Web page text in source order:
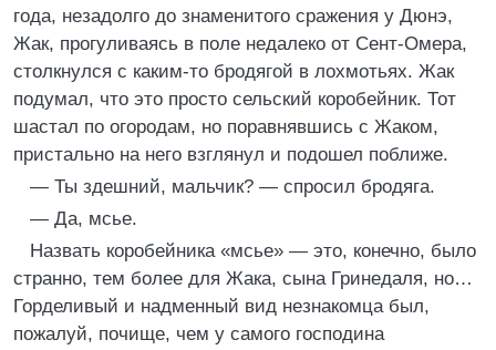
года, незадолго до знаменитого сражения у Дюнэ,
Жак, прогуливаясь в поле недалеко от Сент-Омера,
столкнулся с каким-то бродягой в лохмотьях. Жак
подумал, что это просто сельский коробейник. Тот
шастал по огородам, но поравнявшись с Жаком,
пристально на него взглянул и подошел поближе.
— Ты здешний, мальчик? — спросил бродяга.
— Да, мсье.
Назвать коробейника «мсье» — это, конечно, было
странно, тем более для Жака, сына Гринедаля, но…
Горделивый и надменный вид незнакомца был,
пожалуй, почище, чем у самого господина